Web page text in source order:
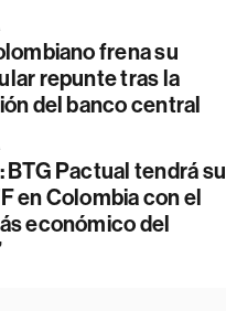
frena su
repunte tras la
del banco central
BTG Pactual tendrá su
en Colombia con el
económico del